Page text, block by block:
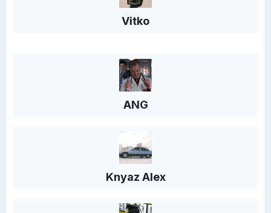
Vitko
ANG
Knyaz Alex